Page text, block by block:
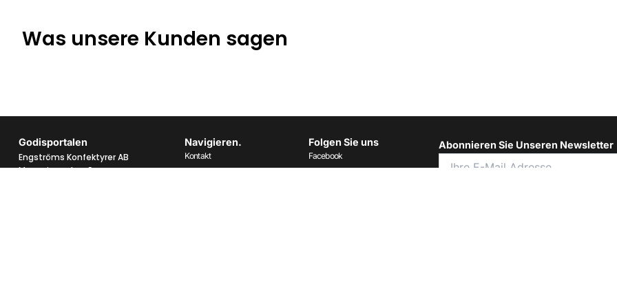
Was unsere Kunden sagen
Godisportalen
Engströms Konfektyrer AB
Magasinsgatan 9
Navigieren.
Kontakt
Folgen Sie uns
Facebook
Abonnieren Sie Unseren Newsletter